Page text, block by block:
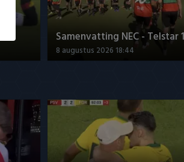
Samenvatting NEC - Telstar
8 augustus 2026 18:44